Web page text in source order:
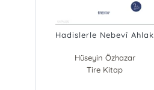
Hadislerle Nebevî Ahlak
Hüseyin Özhazar
Tire Kitap